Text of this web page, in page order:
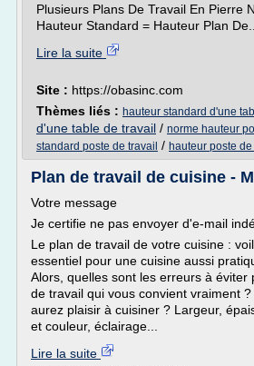
Plusieurs Plans De Travail En Pierre
Hauteur Standard = Hauteur Plan De...
Lire la suite
Site : https://obasinc.com
Thèmes liés : hauteur standard d'une
d'une table de travail / norme hauteur
standard poste de travail / hauteur poste
Plan de travail de cuisine -
Votre message
Je certifie ne pas envoyer d'e-mail
Le plan de travail de votre cuisine :
essentiel pour une cuisine aussi
Alors, quelles sont les erreurs à éviter
de travail qui vous convient vraiment
aurez plaisir à cuisiner ? Largeur,
et couleur, éclairage...
Lire la suite